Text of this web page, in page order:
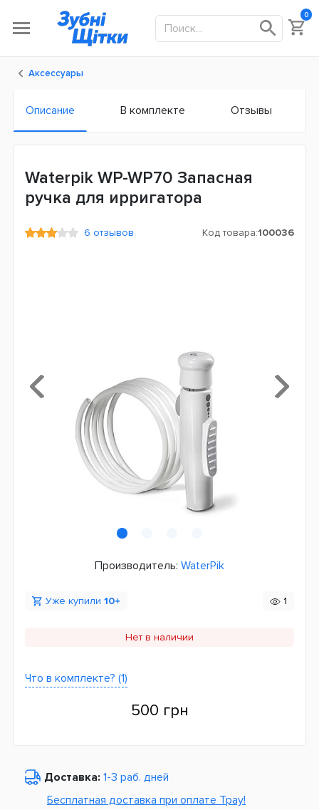
0
Аксессуары
Описание В комплекте Отзывы
Waterpik WP-WP70 Запасная
ручка для ирригатора
6 отзывов Код товара:100036
Производитель: WaterPik
Уже купили 10+ 1
Нет в наличии
Что в комплекте? (1)
500 грн
Доставка: 1-3 раб. дней
Бесплатная доставка при оплате Tpay!